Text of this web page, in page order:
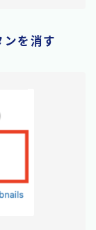
ンを消す